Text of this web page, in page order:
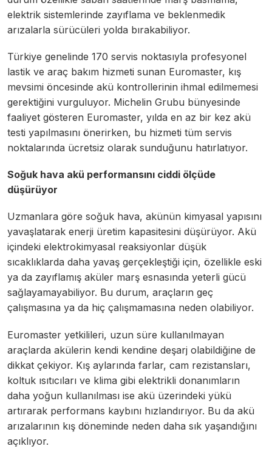
elektrik sistemlerinde zayıflama ve beklenmedik
arızalarla sürücüleri yolda bırakabiliyor.
Türkiye genelinde 170 servis noktasıyla profesyonel
lastik ve araç bakım hizmeti sunan Euromaster, kış
mevsimi öncesinde akü kontrollerinin ihmal edilmemesi
gerektiğini vurguluyor. Michelin Grubu bünyesinde
faaliyet gösteren Euromaster, yılda en az bir kez akü
testi yapılmasını önerirken, bu hizmeti tüm servis
noktalarında ücretsiz olarak sunduğunu hatırlatıyor.
Soğuk hava akü performansını ciddi ölçüde
düşürüyor
Uzmanlara göre soğuk hava, akünün kimyasal yapısını
yavaşlatarak enerji üretim kapasitesini düşürüyor. Akü
içindeki elektrokimyasal reaksiyonlar düşük
sıcaklıklarda daha yavaş gerçekleştiği için, özellikle eski
ya da zayıflamış aküler marş esnasında yeterli gücü
sağlayamayabiliyor. Bu durum, araçların geç
çalışmasına ya da hiç çalışmamasına neden olabiliyor.
Euromaster yetkilileri, uzun süre kullanılmayan
araçlarda akülerin kendi kendine deşarj olabildiğine de
dikkat çekiyor. Kış aylarında farlar, cam rezistansları,
koltuk ısıtıcıları ve klima gibi elektrikli donanımların
daha yoğun kullanılması ise akü üzerindeki yükü
artırarak performans kaybını hızlandırıyor. Bu da akü
arızalarının kış döneminde neden daha sık yaşandığını
açıklıyor.